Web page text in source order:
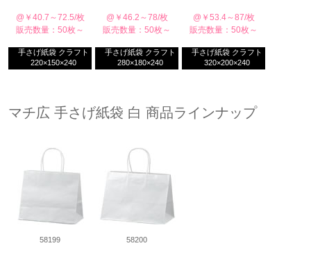
@￥40.7～72.5/枚
販売数量：50枚～
手さげ紙袋 クラフト
220×150×240
@￥46.2～78/枚
販売数量：50枚～
手さげ紙袋 クラフト
280×180×240
@￥53.4～87/枚
販売数量：50枚～
手さげ紙袋 クラフト
320×200×240
マチ広 手さげ紙袋 白 商品ラインナップ
58199 58200